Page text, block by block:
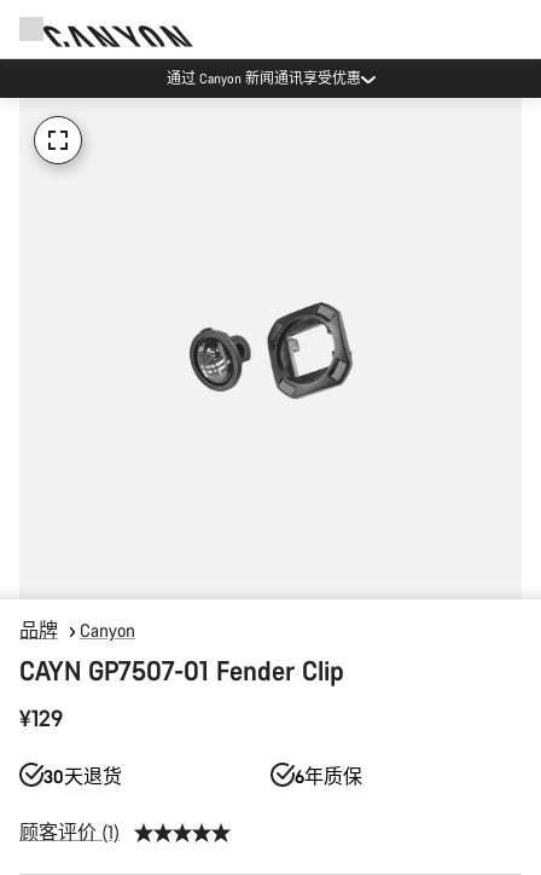
通过 Canyon 新闻通讯享受优惠
品牌 Canyon
CAYN GP7507-01 Fender Clip
¥129
30天退货 6年质保
顾客评价 (1)